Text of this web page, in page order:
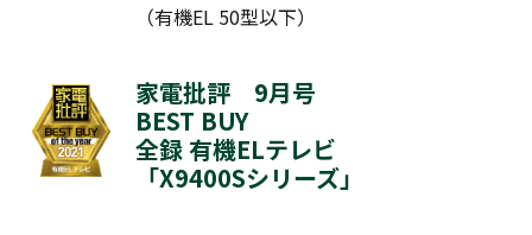
（有機EL 50型以下）
家電批評 9月号
BEST BUY
全録 有機ELテレビ
「X9400Sシリーズ」